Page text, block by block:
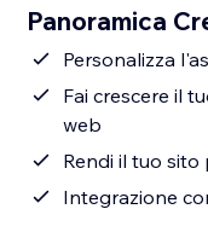
Panoramica
Personalizza
Fai crescere il
web
Rendi il tuo
Integrazione